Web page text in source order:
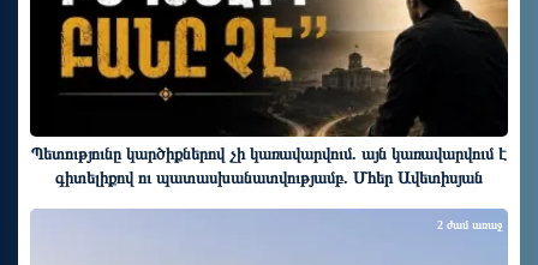
Պետությունը կարծիքներով չի կառավարվում. այն կառավարվում է
գիտելիքով ու պատասխանատվությամբ. Մհեր Ավետիսյան
2 ժամ առաջ